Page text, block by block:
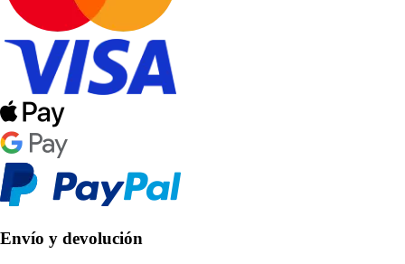
Envío y devolución